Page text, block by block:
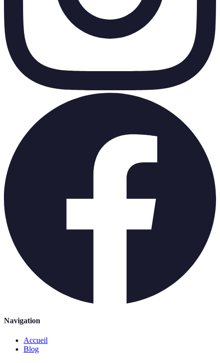
Navigation
Accueil
Blog